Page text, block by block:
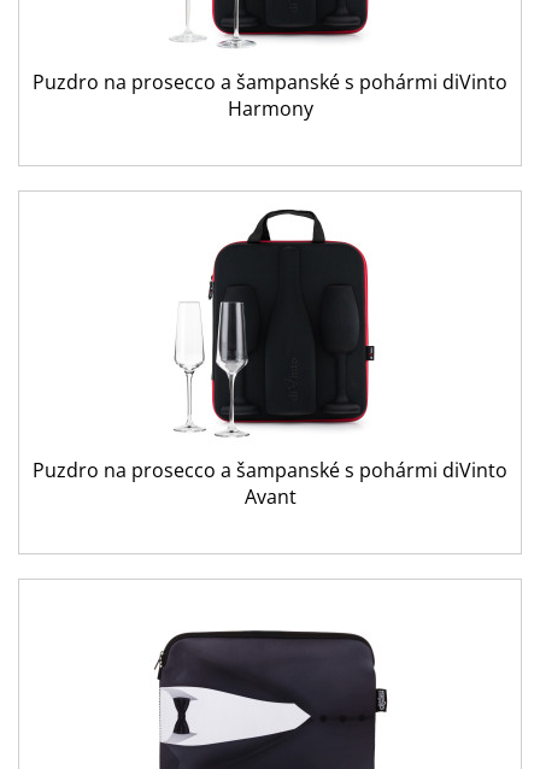
Puzdro na prosecco a šampanské s pohármi diVinto
Harmony
Puzdro na prosecco a šampanské s pohármi diVinto
Avant